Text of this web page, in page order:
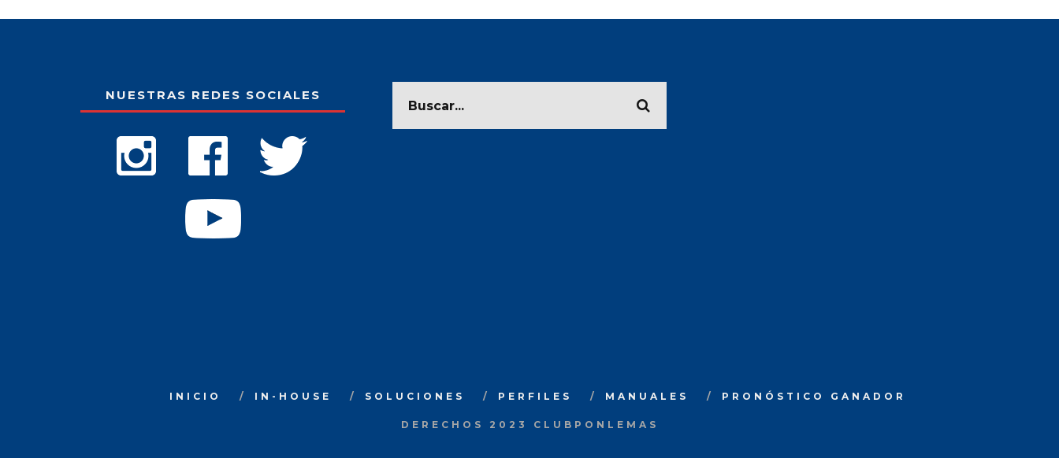
NUESTRAS REDES SOCIALES
INICIO IN-HOUSE SOLUCIONES PERFILES MANUALES PRONÓSTICO GANADOR
DERECHOS 2023 CLUBPONLEMAS